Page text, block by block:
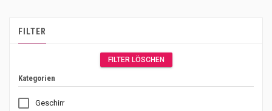
FILTER
FILTER LÖSCHEN
Kategorien
Geschirr